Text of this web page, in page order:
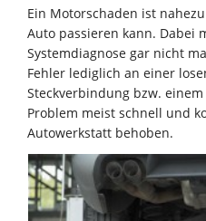
Ein Motorschaden ist
Auto passieren kann. Dabei
Systemdiagnose gar nicht
Fehler lediglich an einer
Steckverbindung bzw.
Problem meist schnell und
Autowerkstatt behoben.